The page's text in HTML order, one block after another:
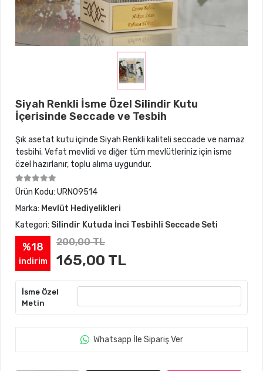
Siyah Renkli İsme Özel Silindir Kutu
İçerisinde Seccade ve Tesbih
Şık asetat kutu içinde Siyah Renkli kaliteli seccade ve namaz
tesbihi. Vefat mevlidi ve diğer tüm mevlütleriniz için isme
özel hazırlanır, toplu alıma uygundur.
Ürün Kodu: URN09514
Marka: Mevlüt Hediyelikleri
Kategori: Silindir Kutuda İnci Tesbihli Seccade Seti
%18
indirim
200,00 TL
165,00 TL
İsme Özel
Metin
Whatsapp İle Sipariş Ver